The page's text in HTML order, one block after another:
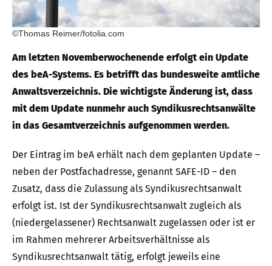
©Thomas Reimer/fotolia.com
Am letzten Novemberwochenende erfolgt ein Update
des beA-Systems. Es betrifft das bundesweite amtliche
Anwaltsverzeichnis. Die wichtigste Änderung ist, dass
mit dem Update nunmehr auch Syndikusrechtsanwälte
in das Gesamtverzeichnis aufgenommen werden.
Der Eintrag im beA erhält nach dem geplanten Update –
neben der Postfachadresse, genannt SAFE-ID – den
Zusatz, dass die Zulassung als Syndikusrechtsanwalt
erfolgt ist. Ist der Syndikusrechtsanwalt zugleich als
(niedergelassener) Rechtsanwalt zugelassen oder ist er
im Rahmen mehrerer Arbeitsverhältnisse als
Syndikusrechtsanwalt tätig, erfolgt jeweils eine